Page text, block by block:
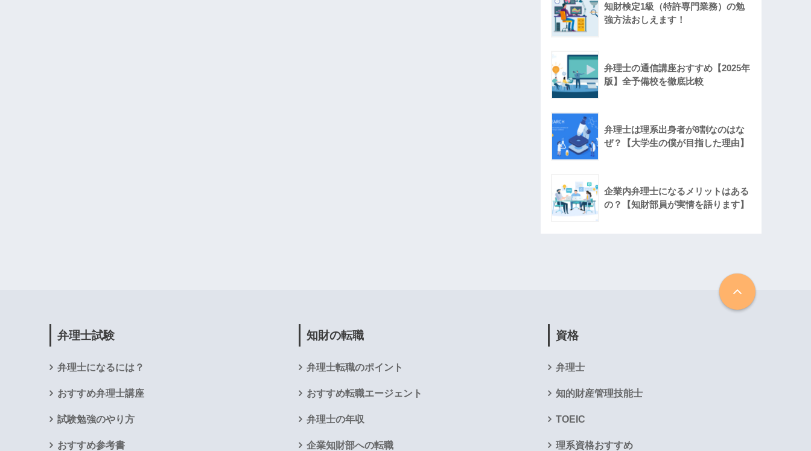
知財検定1級（特許専門業務）の勉
強方法おしえます！
弁理士の通信講座おすすめ【2025年
版】全予備校を徹底比較
弁理士は理系出身者が8割なのはな
ぜ？【大学生の僕が目指した理由】
企業内弁理士になるメリットはある
の？【知財部員が実情を語ります】
弁理士試験
弁理士になるには？
おすすめ弁理士講座
試験勉強のやり方
おすすめ参考書
知財の転職
弁理士転職のポイント
おすすめ転職エージェント
弁理士の年収
企業知財部への転職
資格
弁理士
知的財産管理技能士
TOEIC
理系資格おすすめ